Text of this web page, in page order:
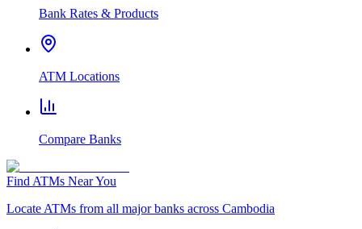
Bank Rates & Products
ATM Locations
Compare Banks
Find ATMs Near You
Locate ATMs from all major banks across Cambodia